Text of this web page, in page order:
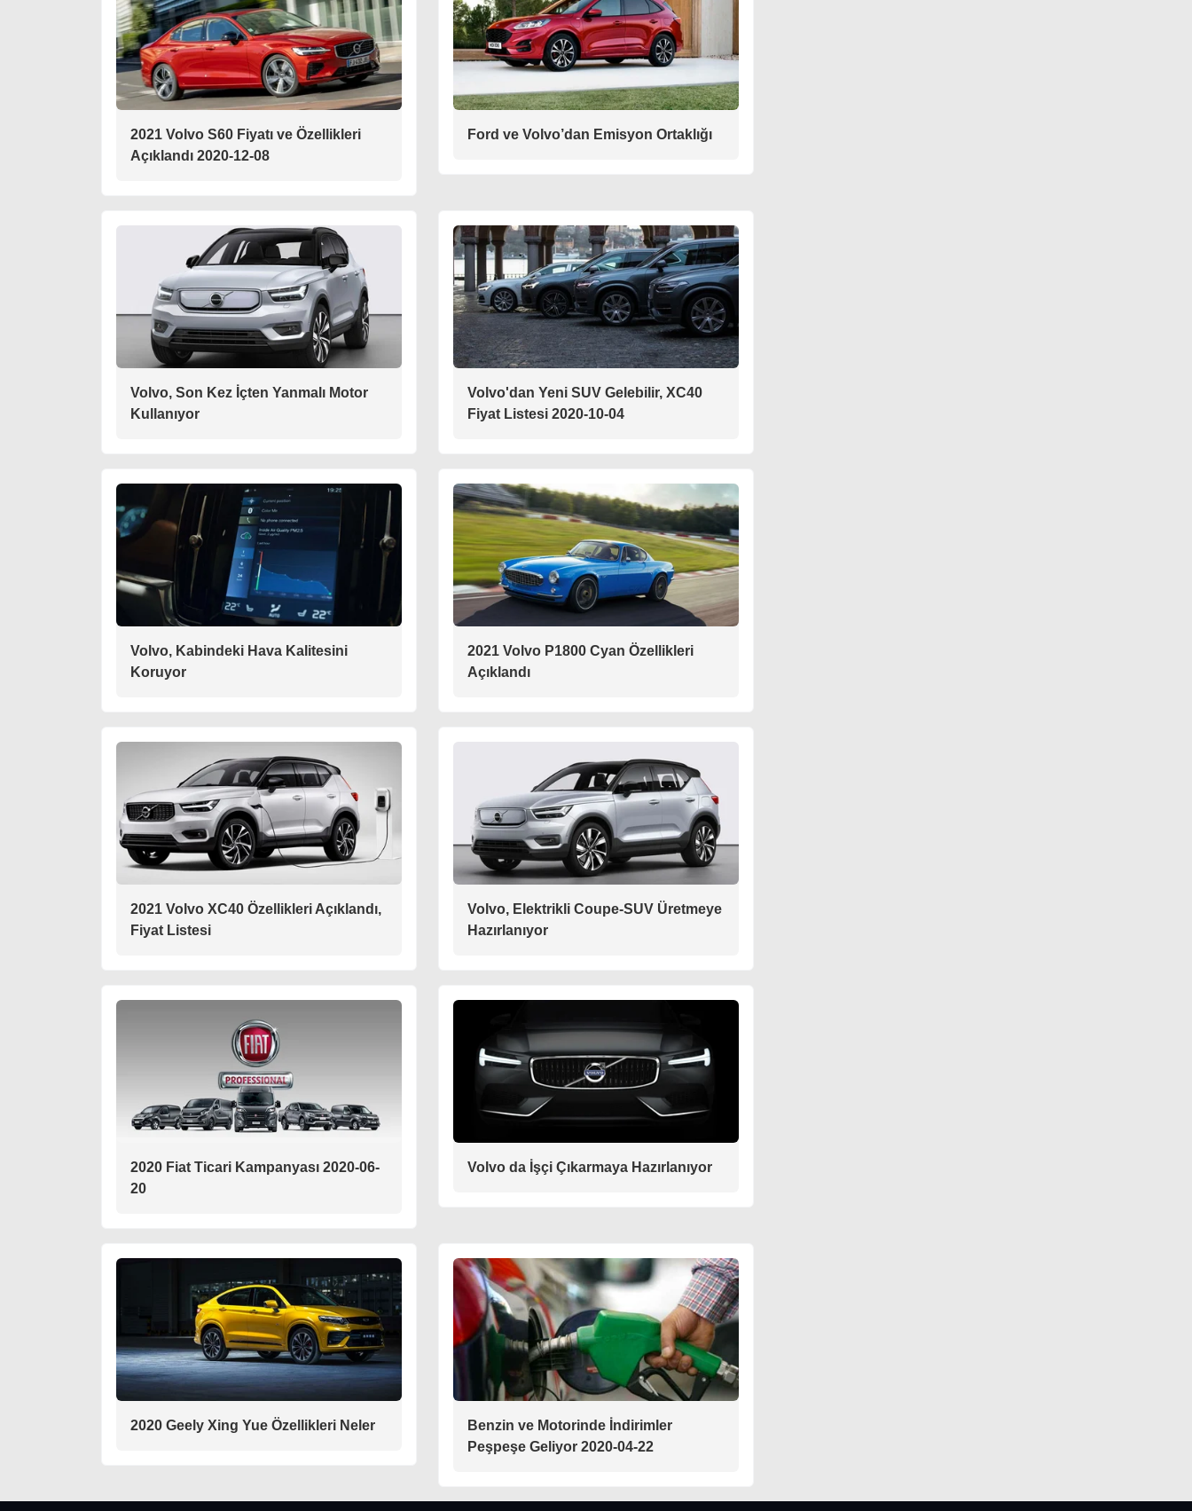
2021 Volvo S60 Fiyatı ve Özellikleri
Açıklandı 2020-12-08
Ford ve Volvo’dan Emisyon Ortaklığı
Volvo, Son Kez İçten Yanmalı Motor
Kullanıyor
Volvo'dan Yeni SUV Gelebilir, XC40
Fiyat Listesi 2020-10-04
Volvo, Kabindeki Hava Kalitesini
Koruyor
2021 Volvo P1800 Cyan Özellikleri
Açıklandı
2021 Volvo XC40 Özellikleri Açıklandı,
Fiyat Listesi
Volvo, Elektrikli Coupe-SUV Üretmeye
Hazırlanıyor
2020 Fiat Ticari Kampanyası 2020-06-
20
Volvo da İşçi Çıkarmaya Hazırlanıyor
2020 Geely Xing Yue Özellikleri Neler
Benzin ve Motorinde İndirimler
Peşpeşe Geliyor 2020-04-22